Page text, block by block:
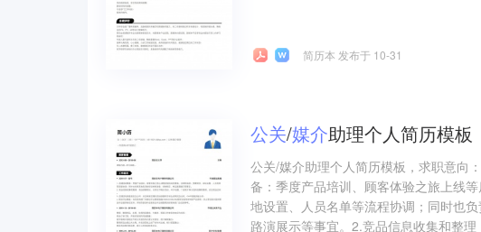
简历本 发布于 10-31
公关/媒介助理个人简历模板
公关/媒介助理个人简历模板，求职意向
备：季度产品培训、顾客体验之旅上线
地设置、人员名单等流程协调；同时也
路演展示等事宜。2.竞品信息收集和整